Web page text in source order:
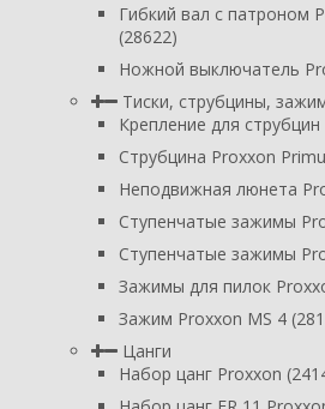
Гибкий вал с патроном
(28622)
Ножной выключатель
Тиски, струбцины,
Крепление для
Струбцина Proxxon
Неподвижная люнета
Ступенчатые зажимы
Ступенчатые зажимы
Зажимы для пилок
Зажим Proxxon MS 4
Цанги
Набор цанг Proxxon